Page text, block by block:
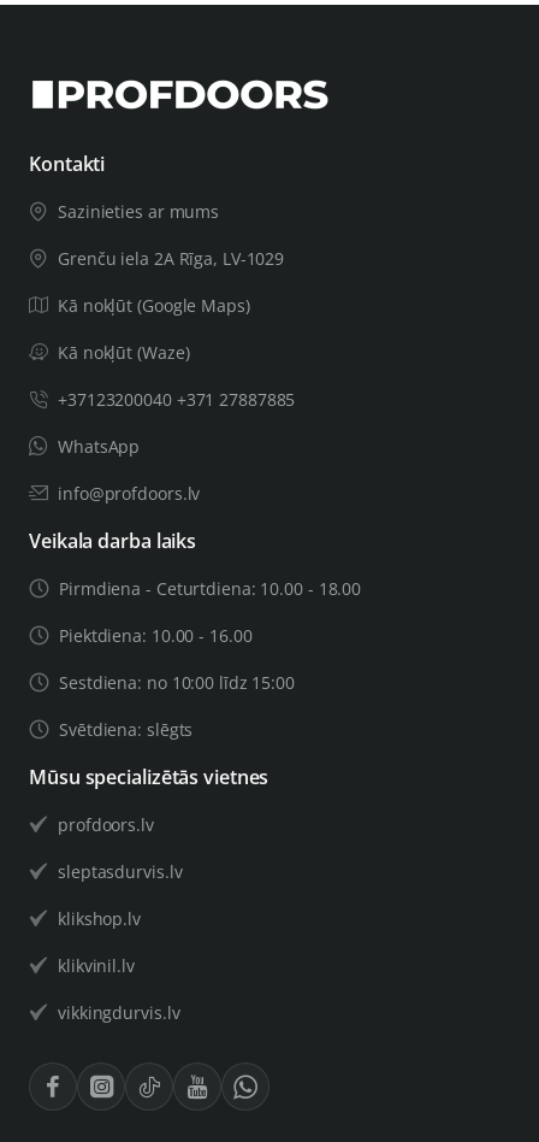
Kontakti
Sazinieties ar mums
Grenču iela 2A Rīga, LV-1029
Kā nokļūt (Google Maps)
Kā nokļūt (Waze)
+37123200040 +371 27887885
WhatsApp
info@profdoors.lv
Veikala darba laiks
Pirmdiena - Ceturtdiena: 10.00 - 18.00
Piektdiena: 10.00 - 16.00
Sestdiena: no 10:00 līdz 15:00
Svētdiena: slēgts
Mūsu specializētās vietnes
profdoors.lv
sleptasdurvis.lv
klikshop.lv
klikvinil.lv
vikkingdurvis.lv